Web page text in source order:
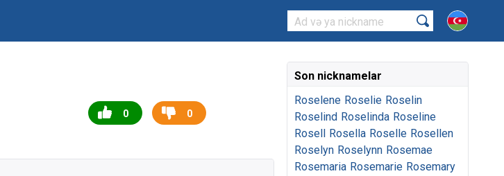
0 0
Son nicknamelar
Roselene Roselie Roselin
Roselind Roselinda Roseline
Rosell Rosella Roselle Rosellen
Roselyn Roselynn Rosemae
Rosemaria Rosemarie Rosemary